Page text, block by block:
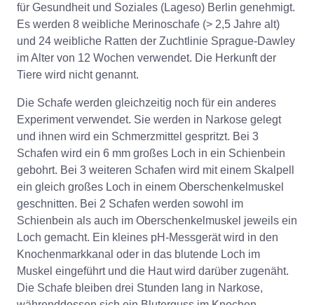
für Gesundheit und Soziales (Lageso) Berlin genehmigt.
Es werden 8 weibliche Merinoschafe (> 2,5 Jahre alt)
und 24 weibliche Ratten der Zuchtlinie Sprague-Dawley
im Alter von 12 Wochen verwendet. Die Herkunft der
Tiere wird nicht genannt.
Die Schafe werden gleichzeitig noch für ein anderes
Experiment verwendet. Sie werden in Narkose gelegt
und ihnen wird ein Schmerzmittel gespritzt. Bei 3
Schafen wird ein 6 mm großes Loch in ein Schienbein
gebohrt. Bei 3 weiteren Schafen wird mit einem Skalpell
ein gleich großes Loch in einem Oberschenkelmuskel
geschnitten. Bei 2 Schafen werden sowohl im
Schienbein als auch im Oberschenkelmuskel jeweils ein
Loch gemacht. Ein kleines pH-Messgerät wird in den
Knochenmarkkanal oder in das blutende Loch im
Muskel eingeführt und die Haut wird darüber zugenäht.
Die Schafe bleiben drei Stunden lang in Narkose,